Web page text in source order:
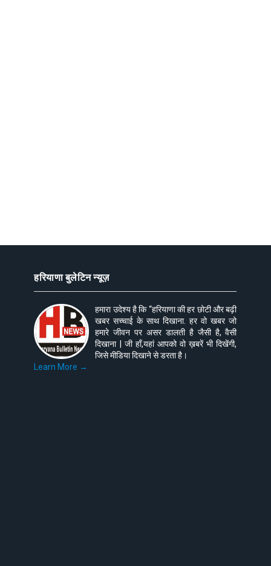
हरियाणा बुलेटिन न्यूज़
हमारा उदेश्य है कि “हरियाणा की हर छोटी और बढ़ी
खबर सच्चाई के साथ दिखाना. हर वो खबर जो
हमारे जीवन पर असर डालती है जैसी है, वैसी
दिखाना | जी हाँ,यहां आपको वो ख़बरें भी दिखेंगी,
जिसे मीडिया दिखाने से डरता है।
Learn More →